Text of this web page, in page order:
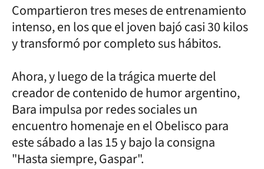
Compartieron tres meses de entrenamiento
intenso, en los que el joven bajó casi 30 kilos
y transformó por completo sus hábitos.
Ahora, y luego de la trágica muerte del
creador de contenido de humor argentino,
Bara impulsa por redes sociales un
encuentro homenaje en el Obelisco para
este sábado a las 15 y bajo la consigna
"Hasta siempre, Gaspar".